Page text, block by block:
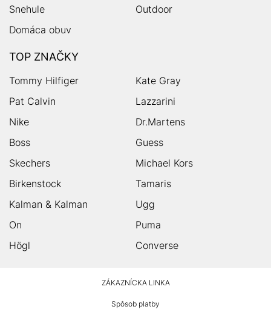
Snehule
Outdoor
Domáca obuv
TOP ZNAČKY
Tommy Hilfiger
Kate Gray
Pat Calvin
Lazzarini
Nike
Dr.Martens
Boss
Guess
Skechers
Michael Kors
Birkenstock
Tamaris
Kalman & Kalman
Ugg
On
Puma
Högl
Converse
ZÁKAZNÍCKA LINKA
Spôsob platby